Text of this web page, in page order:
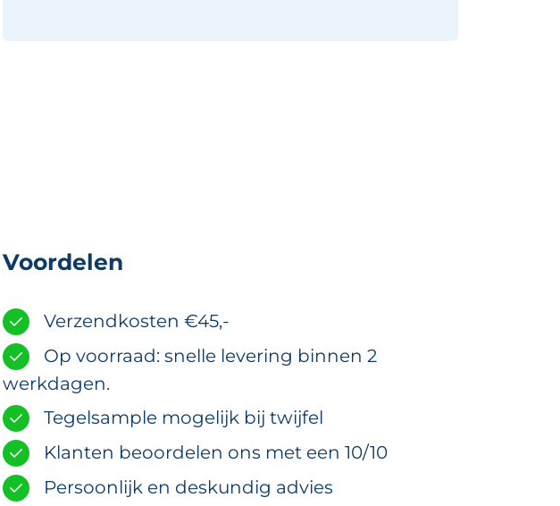
Voordelen
Verzendkosten €45,-
Op voorraad: snelle levering binnen 2
werkdagen.
Tegelsample mogelijk bij twijfel
Klanten beoordelen ons met een 10/10
Persoonlijk en deskundig advies